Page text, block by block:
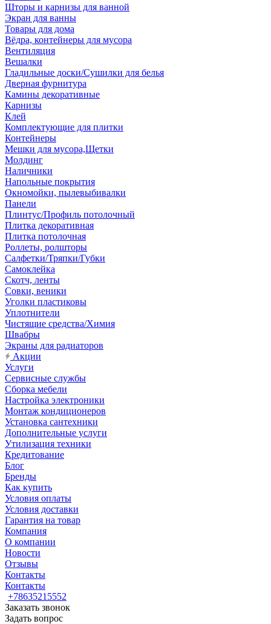
Шторы и карнизы для ванной
Экран для ванны
Товары для дома
Вёдра, контейнеры для мусора
Вентиляция
Вешалки
Гладильные доски/Сушилки для белья
Дверная фурнитура
Камины декоративные
Карнизы
Клей
Комплектующие для плитки
Контейнеры
Мешки для мусора,Щетки
Молдинг
Наличники
Напольные покрытия
Окномойки, пылевыбивалки
Панели
Плинтус/Профиль потолочный
Плитка декоративная
Плитка потолочная
Роллеты, ролшторы
Салфетки/Тряпки/Губки
Самоклейка
Скотч, ленты
Совки, веники
Уголки пластиковы
Уплотнители
Чистящие средства/Химия
Швабры
Экраны для радиаторов
Акции
Услуги
Сервисные службы
Сборка мебели
Настройка электроники
Монтаж кондиционеров
Установка сантехники
Дополнительные услуги
Утилизация техники
Кредитование
Блог
Бренды
Как купить
Условия оплаты
Условия доставки
Гарантия на товар
Компания
О компании
Новости
Отзывы
Контакты
Контакты
+78635215552
Заказать звонок
Задать вопрос